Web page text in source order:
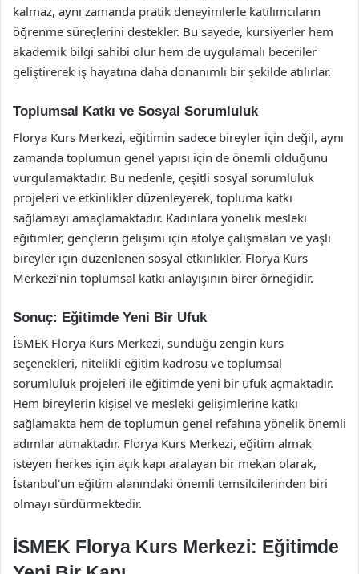
kalmaz, aynı zamanda pratik deneyimlerle katılımcıların
öğrenme süreçlerini destekler. Bu sayede, kursiyerler hem
akademik bilgi sahibi olur hem de uygulamalı beceriler
geliştirerek iş hayatına daha donanımlı bir şekilde atılırlar.
Toplumsal Katkı ve Sosyal Sorumluluk
Florya Kurs Merkezi, eğitimin sadece bireyler için değil, aynı
zamanda toplumun genel yapısı için de önemli olduğunu
vurgulamaktadır. Bu nedenle, çeşitli sosyal sorumluluk
projeleri ve etkinlikler düzenleyerek, topluma katkı
sağlamayı amaçlamaktadır. Kadınlara yönelik mesleki
eğitimler, gençlerin gelişimi için atölye çalışmaları ve yaşlı
bireyler için düzenlenen sosyal etkinlikler, Florya Kurs
Merkezi’nin toplumsal katkı anlayışının birer örneğidir.
Sonuç: Eğitimde Yeni Bir Ufuk
İSMEK Florya Kurs Merkezi, sunduğu zengin kurs
seçenekleri, nitelikli eğitim kadrosu ve toplumsal
sorumluluk projeleri ile eğitimde yeni bir ufuk açmaktadır.
Hem bireylerin kişisel ve mesleki gelişimlerine katkı
sağlamakta hem de toplumun genel refahına yönelik önemli
adımlar atmaktadır. Florya Kurs Merkezi, eğitim almak
isteyen herkes için açık kapı aralayan bir mekan olarak,
İstanbul’un eğitim alanındaki önemli temsilcilerinden biri
olmayı sürdürmektedir.
İSMEK Florya Kurs Merkezi: Eğitimde